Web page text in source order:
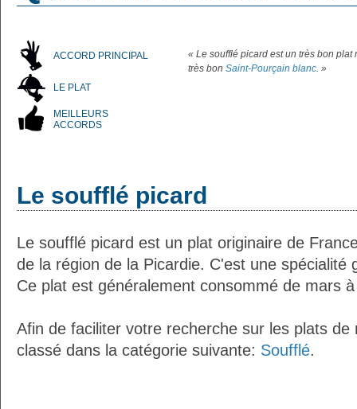
ACCORD PRINCIPAL
LE PLAT
MEILLEURS
ACCORDS
« Le soufflé picard est un très bon
très bon Saint-Pourçain blanc. »
Le soufflé picard
Le soufflé picard est un plat originaire de
de la région de la Picardie. C'est une spécialité
Ce plat est généralement consommé de mars
Afin de faciliter votre recherche sur les plats
classé dans la catégorie suivante: Soufflé.